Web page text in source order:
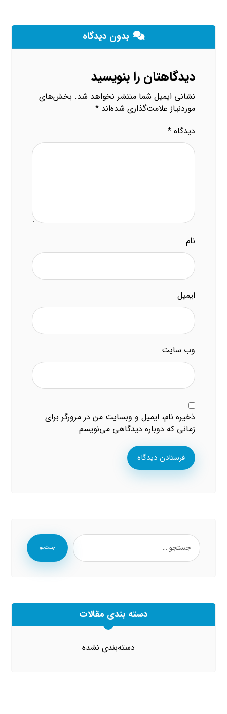
بدون دیدگاه
دیدگاهتان را بنویسید
نشانی ایمیل شما منتشر نخواهد شد. بخش‌های
موردنیاز علامت‌گذاری شده‌اند*
دیدگاه*
نام
ایمیل
وب‌ سایت
ذخیره نام، ایمیل و وبسایت من در مرورگر برای
زمانی که دوباره دیدگاهی می‌نویسم.
فرستادن دیدگاه
جستجو
دسته بندی مقالات
دسته‌بندی نشده